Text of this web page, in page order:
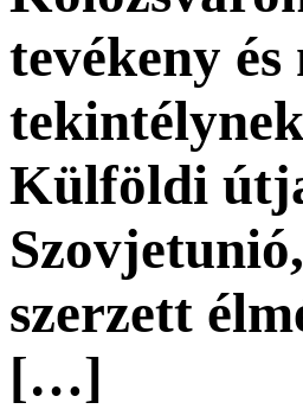
tevékeny
Külföldi
szerzett
[…]